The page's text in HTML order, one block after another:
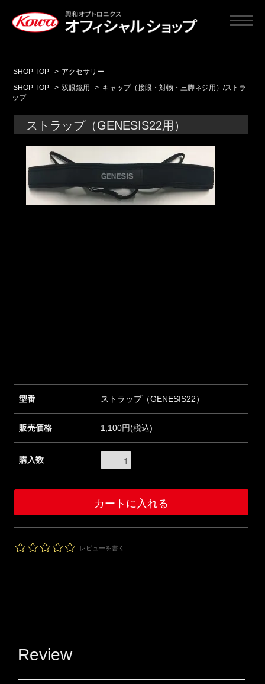
SHOP TOP > アクセサリー
SHOP TOP
> 双眼鏡用 > キャップ（接眼・対物・三脚ネジ用）/ストラ
ップ
ストラップ（GENESIS22用）
型番 ストラップ（GENESIS22）
販売価格 1,100円(税込)
購入数
レビューを書く
Review